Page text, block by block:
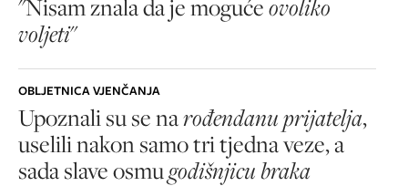
"Nisam znala da je mogućeovoliko
voljeti"
OBLJETNICA VJENČANJA
Upoznali su se narođendanu prijatelja,
uselili nakon samo tri tjedna veze, a
sada slave osmugodišnjicu braka